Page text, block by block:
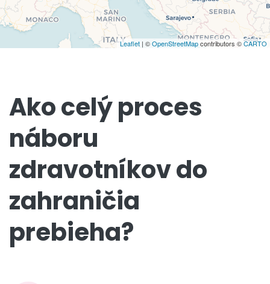
Leaflet | ©OpenStreetMapcontributors ©CARTO
Ako celý proces
náboru
zdravotníkov do
zahraničia
prebieha?